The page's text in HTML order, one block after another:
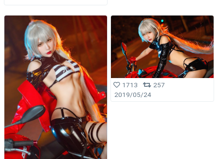
1713
257
2019/05/24